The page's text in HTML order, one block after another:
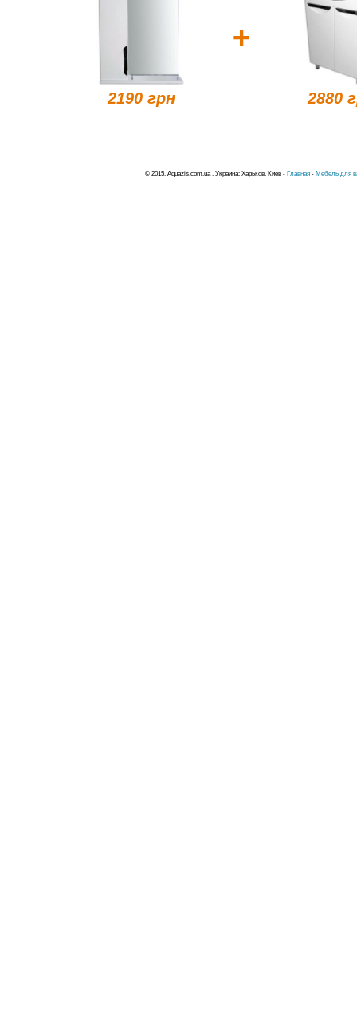
2190 грн
+
2880
© 2015, Aquazis.com.ua , Украина: Харьков, Киев - Главная- Мебель для